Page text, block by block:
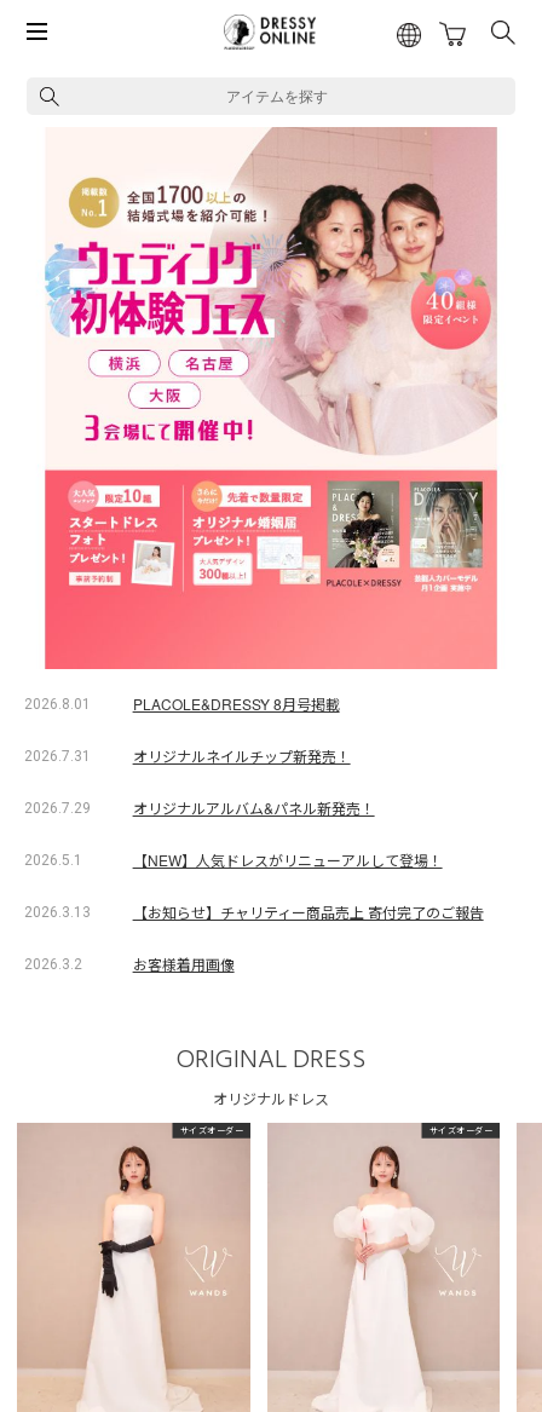
アイテムを探す
2026.8.01 PLACOLE&DRESSY 8月号掲載
2026.7.31 オリジナルネイルチップ新発売！
2026.7.29 オリジナルアルバム&パネル新発売！
2026.5.1 【NEW】人気ドレスがリニューアルして登場！
2026.3.13 【お知らせ】チャリティー商品売上 寄付完了のご報告
2026.3.2 お客様着用画像
ORIGINAL DRESS
オリジナルドレス
サイズオーダー サイズオーダー